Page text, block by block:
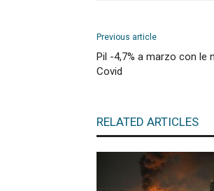
Previous article
Pil -4,7% a marzo con le
Covid
RELATED ARTICLES